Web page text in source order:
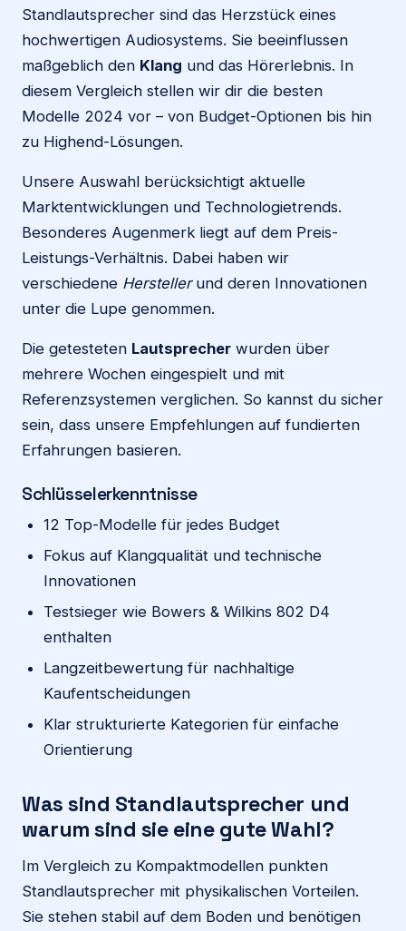
Standlautsprecher sind das Herzstück eines
hochwertigen Audiosystems. Sie beeinflussen
maßgeblich den Klang und das Hörerlebnis. In
diesem Vergleich stellen wir dir die besten
Modelle 2024 vor – von Budget-Optionen bis hin
zu Highend-Lösungen.
Unsere Auswahl berücksichtigt aktuelle
Marktentwicklungen und Technologietrends.
Besonderes Augenmerk liegt auf dem Preis-
Leistungs-Verhältnis. Dabei haben wir
verschiedene Herstellerund deren Innovationen
unter die Lupe genommen.
Die getesteten Lautsprecher wurden über
mehrere Wochen eingespielt und mit
Referenzsystemen verglichen. So kannst du sicher
sein, dass unsere Empfehlungen auf fundierten
Erfahrungen basieren.
Schlüsselerkenntnisse
12 Top-Modelle für jedes Budget
Fokus auf Klangqualität und technische
Innovationen
Testsieger wie Bowers & Wilkins 802 D4
enthalten
Langzeitbewertung für nachhaltige
Kaufentscheidungen
Klar strukturierte Kategorien für einfache
Orientierung
Was sind Standlautsprecher und
warum sind sie eine gute Wahl?
Im Vergleich zu Kompaktmodellen punkten
Standlautsprecher mit physikalischen Vorteilen.
Sie stehen stabil auf dem Boden und benötigen